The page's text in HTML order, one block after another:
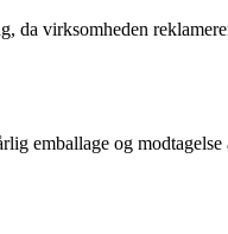
da virksomheden
emballage og